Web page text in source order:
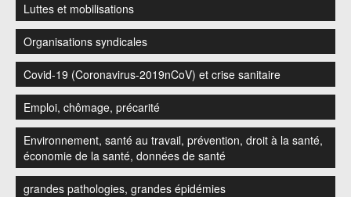
Luttes et mobilisations
Organisations syndicales
Covid-19 (Coronavirus-2019nCoV) et crise sanitaire
Emploi, chômage, précarité
Environnement, santé au travail, prévention, droit à la santé,
économie de la santé, données de santé
grandes pathologies, grandes épidémies